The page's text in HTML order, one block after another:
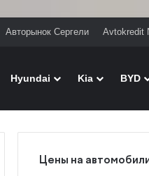
Авторынок Сергели Avtokredit
Hyundai Kia BYD
Цены на